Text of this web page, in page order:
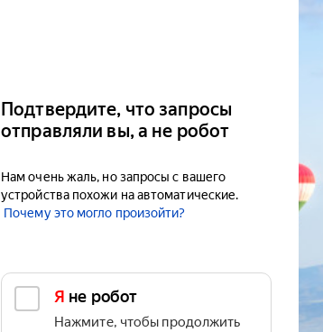
Подтвердите, что запросы
отправляли вы, а не робот
Нам очень жаль, но запросы с вашего
устройства похожи на автоматические.
Почему это могло произойти?
Я не робот
Нажмите, чтобы продолжить